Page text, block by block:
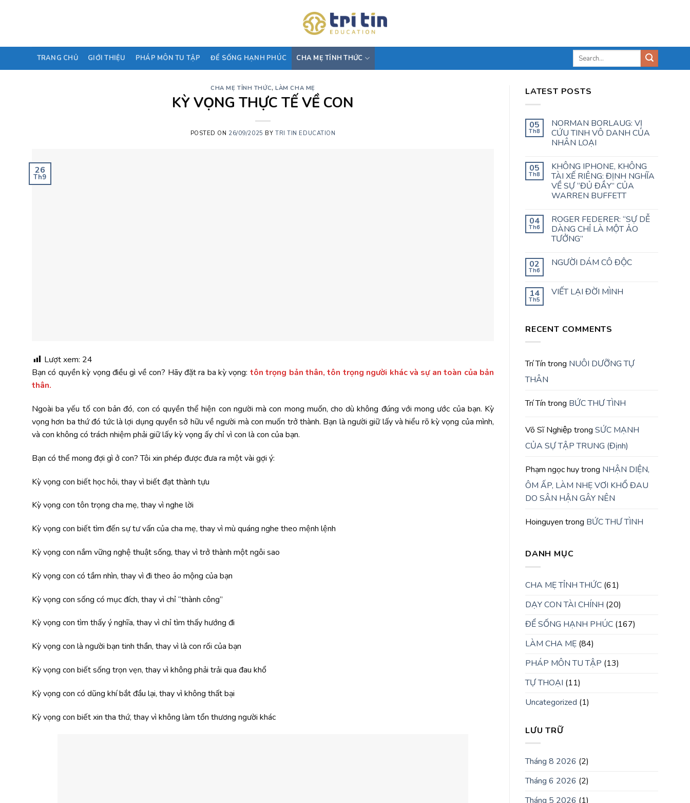
TRANG CHỦ GIỚI THIỆU PHÁP MÔN TU TẬP ĐỂ SỐNG HẠNH PHÚC CHA MẸ TỈNH THỨC
CHA MẸ TỈNH THỨC,LÀM CHA MẸ
KỲ VỌNG THỰC TẾ VỀ CON
POSTED ON 26/09/2025 BY TRI TIN EDUCATION
26
Th9
Lượt xem: 24
Bạn có quyền kỳ vọng điều gì về con? Hãy đặt ra ba kỳ vọng: tôn trọng bản thân, tôn trọng người khác và sự an toàn của bản
thân.
Ngoài ba yếu tố con bản đó, con có quyền thể hiện con người mà con mong muốn, cho dù không đúng với mong ước của bạn. Kỳ
vọng hơn ba thứ đó tức là lợi dụng quyền sở hữu về người mà con muốn trở thành. Bạn là người giữ lấy và hiểu rõ kỳ vọng của mình,
và con không có trách nhiệm phải giữ lấy kỳ vọng ấy chỉ vì con là con của bạn.
Bạn có thể mong đợi gì ở con? Tôi xin phép được đưa ra một vài gợi ý:
Kỳ vọng con biết học hỏi, thay vì biết đạt thành tựu
Kỳ vọng con tôn trọng cha mẹ, thay vì nghe lời
Kỳ vọng con biết tìm đến sự tư vấn của cha mẹ, thay vì mù quáng nghe theo mệnh lệnh
Kỳ vọng con nắm vững nghệ thuật sống, thay vì trở thành một ngôi sao
Kỳ vọng con có tầm nhìn, thay vì đi theo ảo mộng của bạn
Kỳ vọng con sống có mục đích, thay vì chỉ “thành công”
Kỳ vọng con tìm thấy ý nghĩa, thay vì chỉ tìm thấy hướng đi
Kỳ vọng con là người bạn tinh thần, thay vì là con rối của bạn
Kỳ vọng con biết sống trọn vẹn, thay vì không phải trải qua đau khổ
Kỳ vọng con có dũng khí bắt đầu lại, thay vì không thất bại
Kỳ vọng con biết xin tha thứ, thay vì không làm tổn thương người khác
LATEST POSTS
05
Th8
NORMAN BORLAUG: VỊ
CỨU TINH VÔ DANH CỦA
NHÂN LOẠI
05
Th8
KHÔNG IPHONE, KHÔNG
TÀI XẾ RIÊNG: ĐỊNH NGHĨA
VỀ SỰ “ĐỦ ĐẦY” CỦA
WARREN BUFFETT
04
Th6
ROGER FEDERER: “SỰ DỄ
DÀNG CHỈ LÀ MỘT ẢO
TƯỞNG”
02
Th6
NGƯỜI DÁM CÔ ĐỘC
14
Th5
VIẾT LẠI ĐỜI MÌNH
RECENT COMMENTS
Trí Tín trong NUÔI DƯỠNG TỰ
THÂN
Trí Tín trong BỨC THƯ TÌNH
Võ Sĩ Nghiệp trong SỨC MẠNH
CỦA SỰ TẬP TRUNG (Định)
Phạm ngọc huytrong NHẬN DIỆN,
ÔM ẤP, LÀM NHẸ VƠI KHỔ ĐAU
DO SÂN HẬN GÂY NÊN
Hoinguyen trong BỨC THƯ TÌNH
DANH MỤC
CHA MẸ TỈNH THỨC (61)
DẠY CON TÀI CHÍNH (20)
ĐỂ SỐNG HẠNH PHÚC (167)
LÀM CHA MẸ (84)
PHÁP MÔN TU TẬP (13)
TỰ THOẠI (11)
Uncategorized (1)
LƯU TRỮ
Tháng 8 2026 (2)
Tháng 6 2026 (2)
Tháng 5 2026 (1)